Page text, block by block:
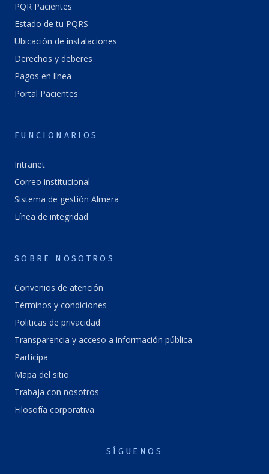
PQR Pacientes
Estado de tu PQRS
Ubicación de instalaciones
Derechos y deberes
Pagos en línea
Portal Pacientes
FUNCIONARIOS
Intranet
Correo institucional
Sistema de gestión Almera
Línea de integridad
SOBRE NOSOTROS
Convenios de atención
Términos y condiciones
Politicas de privacidad
Transparencia y acceso a información pública
Participa
Mapa del sitio
Trabaja con nosotros
Filosofía corporativa
SÍGUENOS